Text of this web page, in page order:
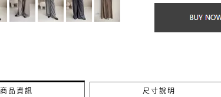
商品資訊 尺寸說明